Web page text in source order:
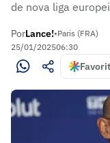
de nova liga
PorLance!•Paris (FRA)
25/01/202506:30